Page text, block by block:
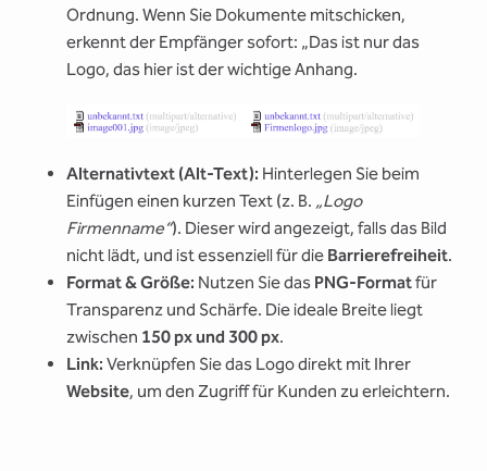
Ordnung. Wenn Sie Dokumente mitschicken,
erkennt der Empfänger sofort: „Das ist nur das
Logo, das hier ist der wichtige Anhang.
Alternativtext (Alt-Text): Hinterlegen Sie beim
Einfügen einen kurzen Text (z. B. „Logo
Firmenname“). Dieser wird angezeigt, falls das Bild
nicht lädt, und ist essenziell für die Barrierefreiheit.
Format & Größe: Nutzen Sie das PNG-Formatfür
Transparenz und Schärfe. Die ideale Breite liegt
zwischen 150 px und 300 px.
Link: Verknüpfen Sie das Logo direkt mit Ihrer
Website, um den Zugriff für Kunden zu erleichtern.